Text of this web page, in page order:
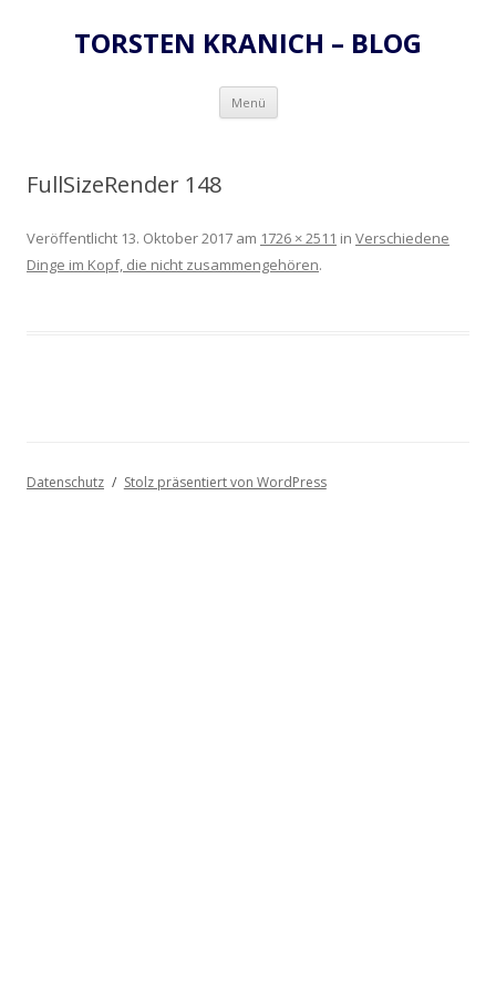
TORSTEN KRANICH – BLOG
Menü Zum
springen
FullSizeRender 148
Veröffentlicht 13. Oktober 2017 am 1726 × 2511 in Verschiedene
Dinge im Kopf, die nicht zusammengehören.
Datenschutz Stolz präsentiert von WordPress